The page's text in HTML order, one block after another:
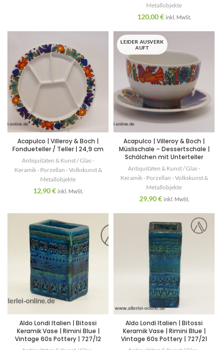
Metallobjekte
120,00€ inkl. MwSt.
Acapulco | Villeroy & Boch |
Fondueteller / Teller | 24,9 cm
Antiquitäten & Kunst / Glas -
Keramik - Porzellan - Volkskunst &
Metallobjekte
12,90€ inkl. MwSt.
LEIDER AUSVERK
AUFT
Acapulco | Villeroy & Boch |
Müslischale – Dessertschale |
Schälchen mit Unterteller
Antiquitäten & Kunst / Glas -
Keramik - Porzellan - Volkskunst &
Metallobjekte
29,90€ inkl. MwSt.
Aldo Londi Italien | Bitossi
Keramik Vase | Rimini Blue |
Vintage 60s Pottery | 727/12
Aldo Londi Italien | Bitossi
Keramik Vase | Rimini Blue |
Vintage 60s Pottery | 727/21